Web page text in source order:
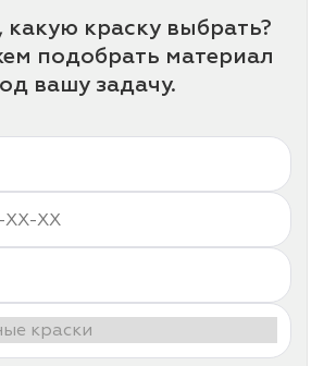
какую краску выбрать?
подобрать материал
вашу задачу.